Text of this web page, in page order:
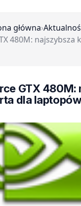
główna›
480M: najszybsza
GTX 480M:
dla